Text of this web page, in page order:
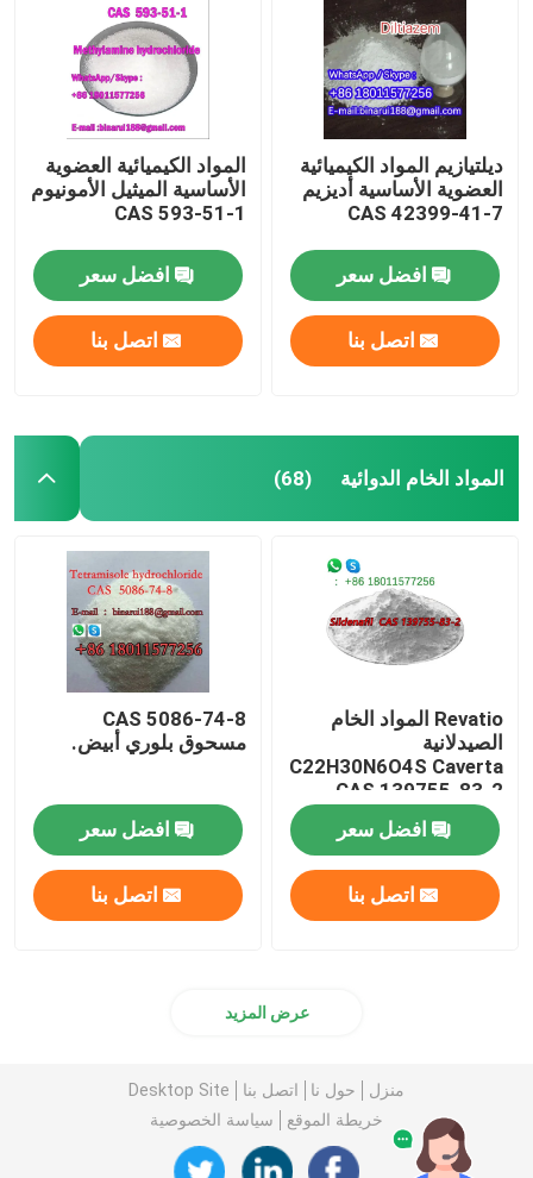
ديلتيازيم المواد الكيميائية
العضوية الأساسية أديزيم
CAS 42399-41-7
افضل سعر
اتصل بنا
المواد الكيميائية العضوية
الأساسية الميثيل الأمونيوم
CAS 593-51-1
افضل سعر
اتصل بنا
المواد الخام الدوائية (68)
Revatio المواد الخام
الصيدلانية
C22H30N6O4S Caverta
CAS 139755-83-2
افضل سعر
اتصل بنا
CAS 5086-74-8
مسحوق بلوري أبيض.
افضل سعر
اتصل بنا
عرض المزيد
منزل حول نا اتصل بنا
Desktop Site
خريطة الموقع
سياسة الخصوصية